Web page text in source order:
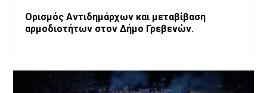
Ορισμός Αντιδημάρχων και μεταβίβαση
αρμοδιοτήτων στον Δήμο Γρεβενών.